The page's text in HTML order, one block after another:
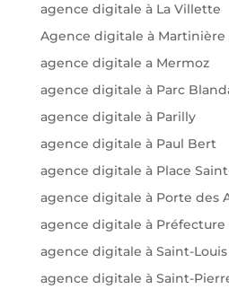
agence digitale à La Villette
Agence digitale à Martinière
agence digitale a Mermoz
agence digitale à Parc
agence digitale à Parilly
agence digitale à Paul Bert
agence digitale à Place
agence digitale à Porte des
agence digitale à Préfecture
agence digitale à Saint-Louis
agence digitale à Saint-